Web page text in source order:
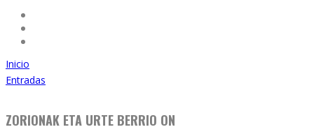
Inicio
Entradas
ZORIONAK ETA URTE BERRIO ON